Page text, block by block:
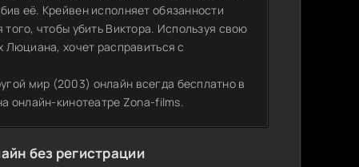
её. Крейвен исполняет обязанности
чтобы убить Виктора. Используя свою
Люциана, хочет расправиться с
мир (2003) онлайн всегда бесплатно в
онлайн-кинотеатре Zona-films.
без регистрации